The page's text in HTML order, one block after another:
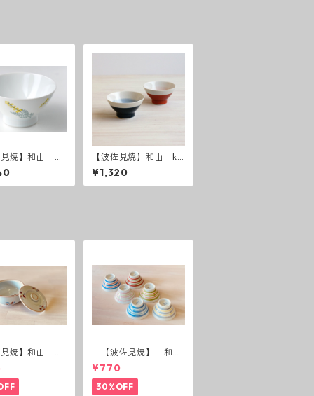
焼】和山 和
お茶碗
【波佐見焼】和山 ku
rawanka碗 半青・半
赤
¥1,320
焼】和山 蓋
【波佐見焼】 和
山 広東碗 二色ボー
ダー 全6パターン
¥770
30%OFF